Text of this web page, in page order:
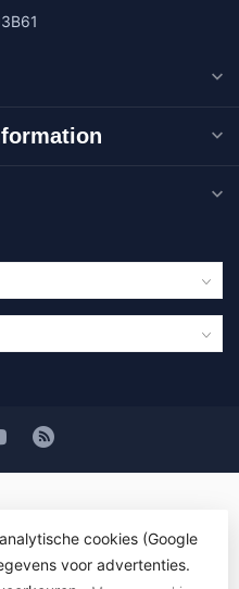
& Advice- Powered by
cookies (Google
voor advertenties.